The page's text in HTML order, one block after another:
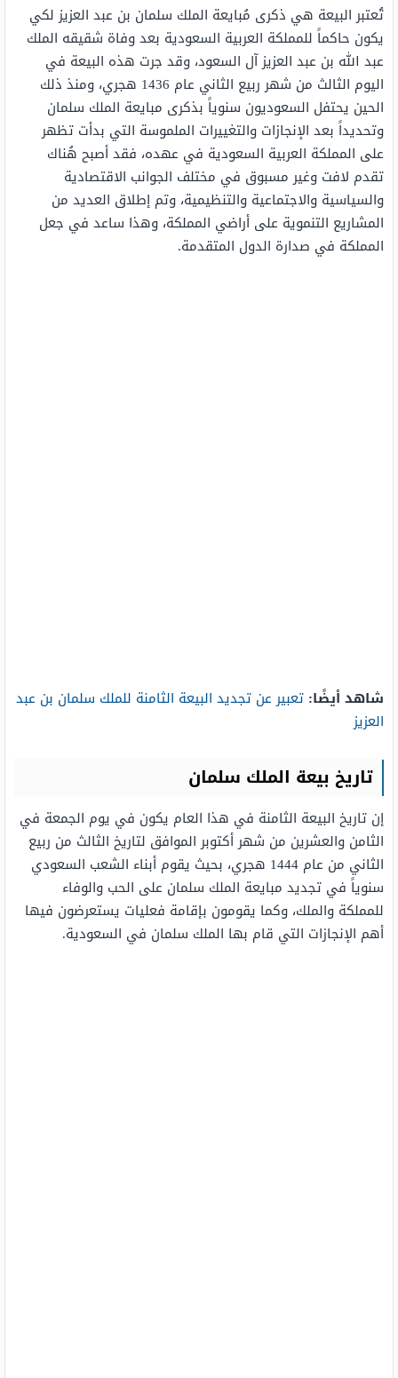
تُعتبر البيعة هي ذكرى مُبايعة الملك سلمان بن عبد العزيز لكي
يكون حاكماً للمملكة العربية السعودية بعد وفاة شقيقه الملك
عبد الله بن عبد العزيز آل السعود، وقد جرت هذه البيعة في
اليوم الثالث من شهر ربيع الثاني عام 1436 هجري، ومنذ ذلك
الحين يحتفل السعوديون سنوياً بذكرى مبايعة الملك سلمان
وتحديداً بعد الإنجازات والتغييرات الملموسة التي بدأت تظهر
على المملكة العربية السعودية في عهده، فقد أصبح هُناك
تقدم لافت وغير مسبوق في مختلف الجوانب الاقتصادية
والسياسية والاجتماعية والتنظيمية، وتم إطلاق العديد من
المشاريع التنموية على أراضي المملكة، وهذا ساعد في جعل
المملكة في صدارة الدول المتقدمة.
شاهد أيضًا: تعبير عن تجديد البيعة الثامنة للملك سلمان بن عبد
العزيز
تاريخ بيعة الملك سلمان
إن تاريخ البيعة الثامنة في هذا العام يكون في يوم الجمعة في
الثامن والعشرين من شهر أكتوبر الموافق لتاريخ الثالث من ربيع
الثاني من عام 1444 هجري، بحيث يقوم أبناء الشعب السعودي
سنوياً في تجديد مبايعة الملك سلمان على الحب والوفاء
للمملكة والملك، وكما يقومون بإقامة فعليات يستعرضون فيها
أهم الإنجازات التي قام بها الملك سلمان في السعودية.